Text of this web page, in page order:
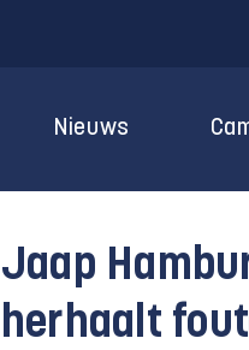
Nieuws
Jaap
herhaalt